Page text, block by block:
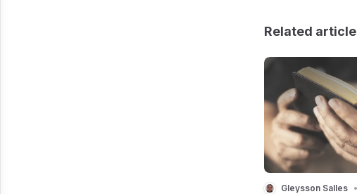
Related
Gleysson Salles •